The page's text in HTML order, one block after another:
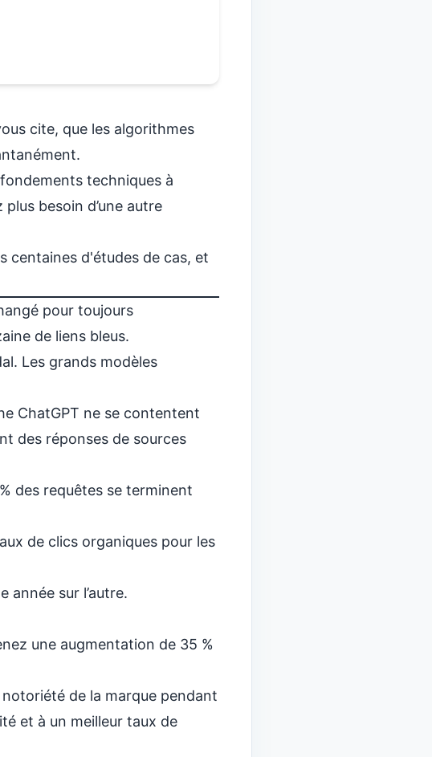
cite, que les algorithmes
fondements techniques à
besoin d’une autre
centaines d'études de cas, et
pour toujours
de liens bleus.
Les grands modèles
ChatGPT ne se contentent
des réponses de sources
des requêtes se terminent
de clics organiques pour les
année sur l’autre.
une augmentation de 35 %
de la marque pendant
et à un meilleur taux de